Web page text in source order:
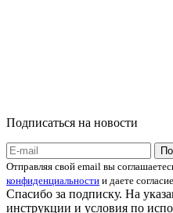
Подписаться на новости
Отправляя свой email вы
конфиденциальности и даете
Спасибо за подписку. На
инструкции и условия по